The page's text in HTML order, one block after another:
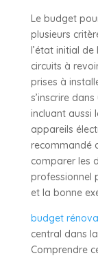
Le budget
plusieurs
l’état initial de
circuits à
prises à
s’inscrire
incluant aussi
appareils
recommandé
comparer les
professionnel
et la bonne
budget
central dans
Comprendre